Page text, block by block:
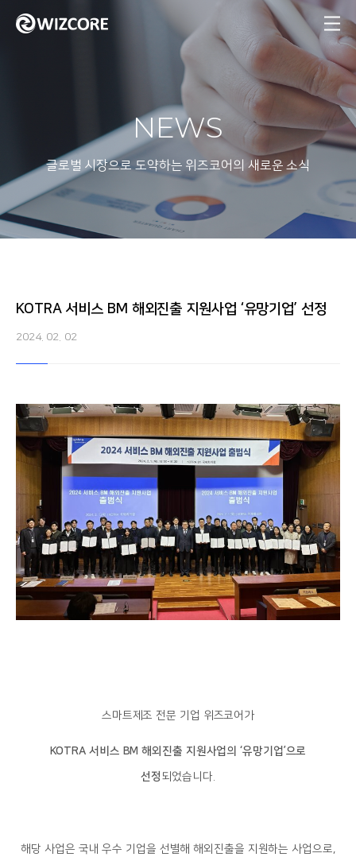
NEWS
글로벌 시장으로 도약하는 위즈코어의 새로운 소식
KOTRA 서비스 BM 해외진출 지원사업 ‘유망기업’ 선정
2024. 02. 02
스마트제조 전문 기업 위즈코어가
KOTRA 서비스 BM 해외진출 지원사업의 ‘유망기업’으로
선정 되었습니다.
해당 사업은 국내 우수 기업을 선별해 해외진출을 지원하는 사업으로,